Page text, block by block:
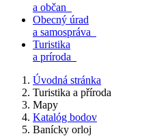
a občan
Obecný úrad
a samospráva
Turistika
a príroda
Úvodná stránka
Turistika a příroda
Mapy
Katalóg bodov
Banícky orloj